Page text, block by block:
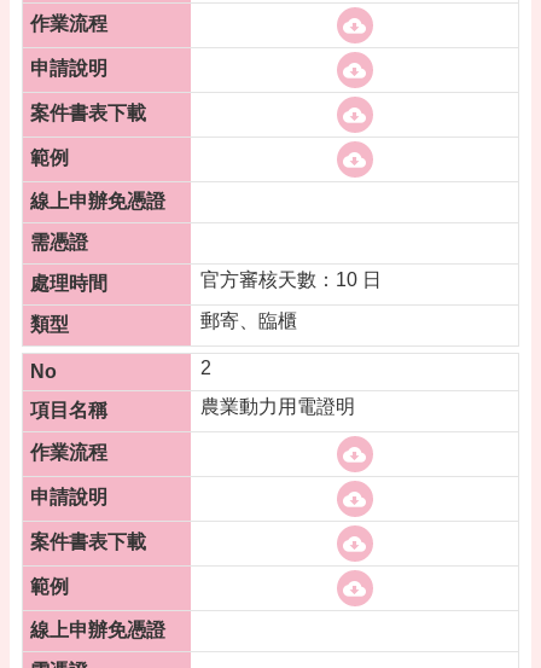
關
通
訊
錄
相
關
資
料
活
動
報
名
專
區
回
首
頁
網
導
覽
市
官方審核天數：10 日
郵寄、臨櫃
2
農業動力用電證明